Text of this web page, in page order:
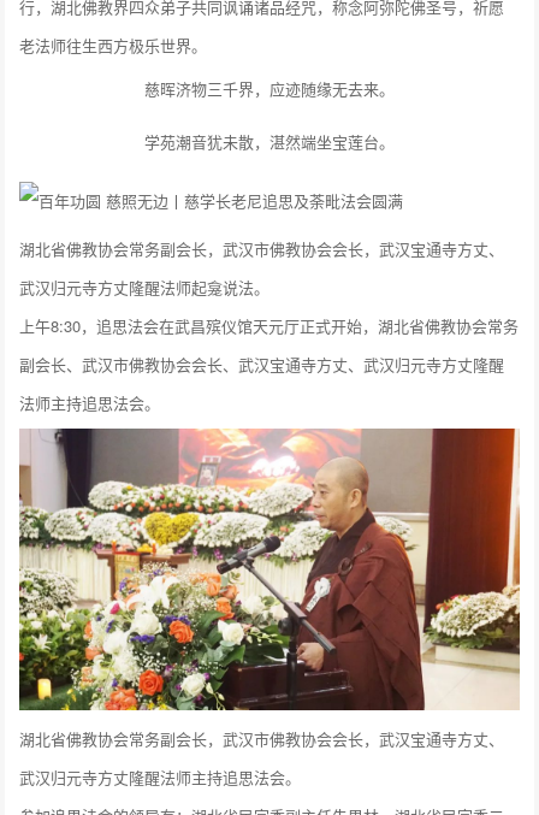
行，湖北佛教界四众弟子共同讽诵诸品经咒，称念阿弥陀佛圣号，祈愿
老法师往生西方极乐世界。
慈晖济物三千界，应迹随缘无去来。
学苑潮音犹未散，湛然端坐宝莲台。
湖北省佛教协会常务副会长，武汉市佛教协会会长，武汉宝通寺方丈、
武汉归元寺方丈隆醒法师起龛说法。
上午8:30，追思法会在武昌殡仪馆天元厅正式开始，湖北省佛教协会常务
副会长、武汉市佛教协会会长、武汉宝通寺方丈、武汉归元寺方丈隆醒
法师主持追思法会。
湖北省佛教协会常务副会长，武汉市佛教协会会长，武汉宝通寺方丈、
武汉归元寺方丈隆醒法师主持追思法会。